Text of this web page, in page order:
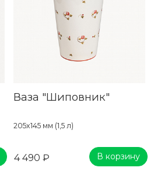
Ваза "Шиповник"
205x145 мм (1,5 л)
4 490 ₽ В корзину